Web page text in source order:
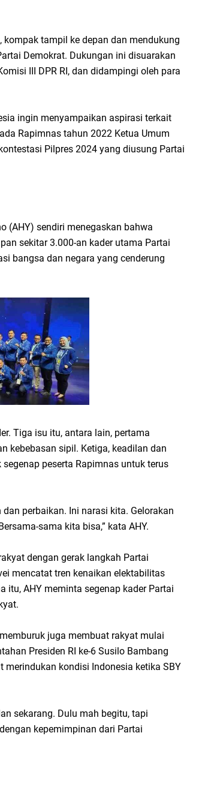
kompak tampil ke depan dan mendukung
Demokrat. Dukungan ini disuarakan
III DPR RI, dan didampingi oleh para
ingin menyampaikan aspirasi terkait
Rapimnas tahun 2022 Ketua Umum
Pilpres 2024 yang diusung Partai
(AHY) sendiri menegaskan bahwa
sekitar 3.000-an kader utama Partai
bangsa dan negara yang cenderung
Tiga isu itu, antara lain, pertama
kebebasan sipil. Ketiga, keadilan dan
peserta Rapimnas untuk terus
perbaikan. Ini narasi kita. Gelorakan
sama kita bisa,” kata AHY.
dengan gerak langkah Partai
mencatat tren kenaikan elektabilitas
itu, AHY meminta segenap kader Partai
juga membuat rakyat mulai
Presiden RI ke-6 Susilo Bambang
merindukan kondisi Indonesia ketika SBY
sekarang. Dulu mah begitu, tapi
kepemimpinan dari Partai